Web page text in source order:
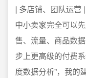
| 多店铺、团队运营
中小卖家完全可以
售、流量、商品数
步上更高级的付费
度数据分析”，我